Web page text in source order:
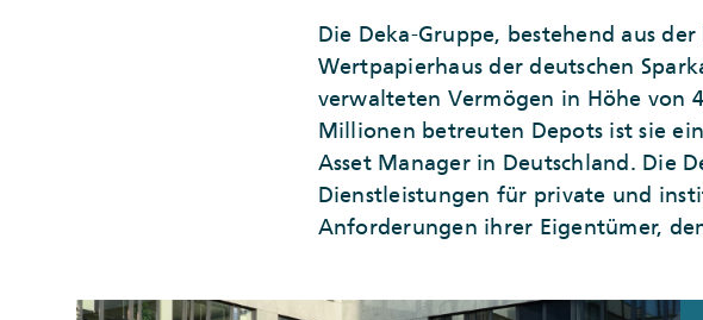
Die Deka-Gruppe, bestehend aus
Wertpapierhaus der deutschen
verwalteten Vermögen in Höhe von
Millionen betreuten Depots ist sie
Asset Manager in Deutschland. Die
Dienstleistungen für private und
Anforderungen ihrer Eigentümer,